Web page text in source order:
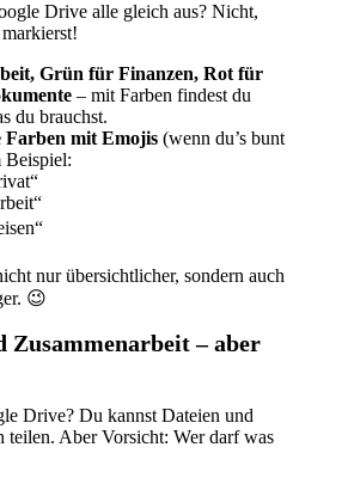
Drive alle gleich aus? Nicht,
Grün für Finanzen, Rot für
– mit Farben findest du
du brauchst.
Farben mit Emojis (wenn du’s bunt
Beispiel:
nur übersichtlicher, sondern auch
😉
Zusammenarbeit – aber
Drive? Du kannst Dateien und
teilen. Aber Vorsicht: Wer darf was